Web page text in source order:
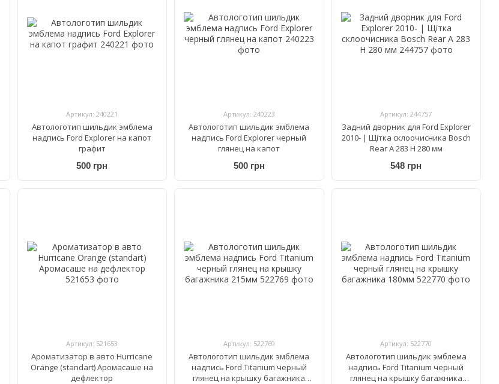
Артикул: 240221
Автологотип шильдик эмблема
надпись Ford Explorer на капот
графит
500 грн
Артикул: 240223
Автологотип шильдик эмблема
надпись Ford Explorer черный
глянец на капот
500 грн
Артикул: 244757
Задний дворник для Ford Explorer
2010- | Щітка склоочисника Bosch
Rear A 283 H 280 мм
548 грн
Артикул: 521653
Ароматизатор в авто Hurricane
Orange (standart) Аромасаше на
дефлектор
Артикул: 522769
Автологотип шильдик эмблема
надпись Ford Titanium черный
глянец на крышку багажника
Артикул: 522770
Автологотип шильдик эмблема
надпись Ford Titanium черный
глянец на крышку багажника